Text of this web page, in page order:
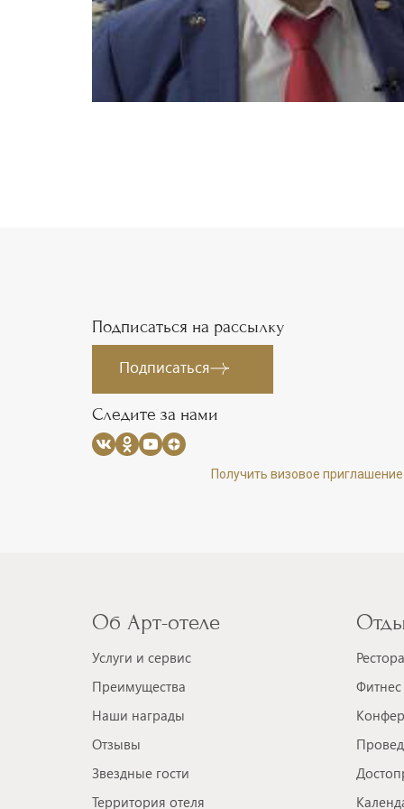
Подписаться на рассылку
Подписаться
Следите за нами
Получить визовое приглашение
Об Арт-отеле
Услуги и сервис
Преимущества
Наши награды
Отзывы
Звездные гости
Территория отеля